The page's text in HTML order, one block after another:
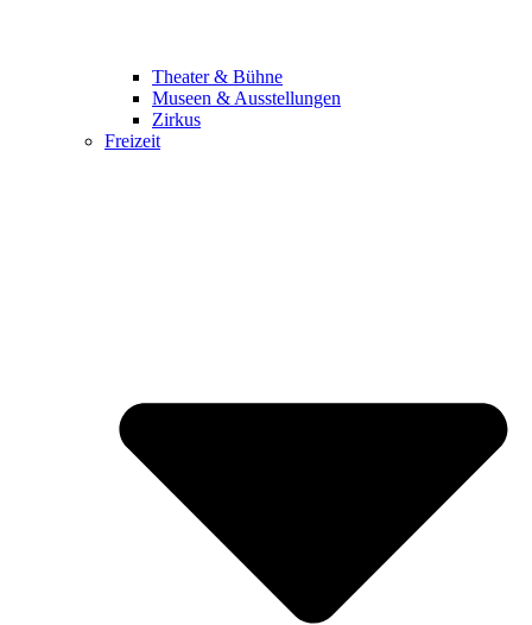
Theater & Bühne
Museen & Ausstellungen
Zirkus
Freizeit